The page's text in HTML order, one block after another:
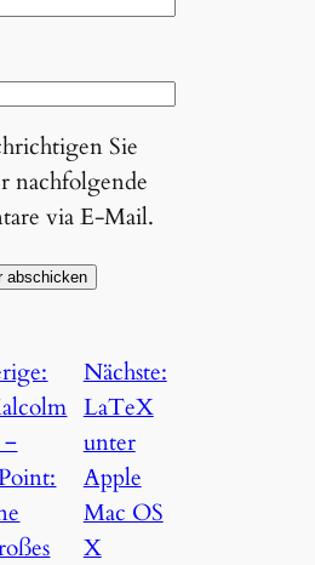
Sie
nachfolgende
via E-Mail.
Nächste:
LaTeX
unter
Apple
Mac OS
X